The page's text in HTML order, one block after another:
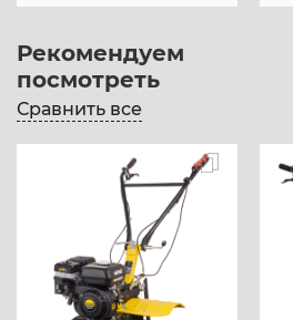
Рекомендуем
посмотреть
Сравнить все